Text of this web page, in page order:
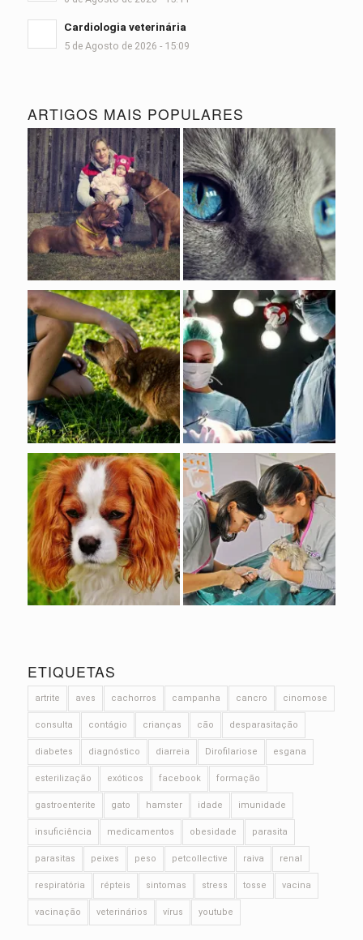
Cardiologia veterinária
5 de Agosto de 2026 - 15:09
ARTIGOS MAIS POPULARES
ETIQUETAS
artrite aves cachorros campanha cancro cinomose
consulta contágio crianças cão desparasitação
diabetes diagnóstico diarreia Dirofilariose esgana
esterilização exóticos facebook formação
gastroenterite gato hamster idade imunidade
insuficiência medicamentos obesidade parasita
parasitas peixes peso petcollective raiva renal
respiratória répteis sintomas stress tosse vacina
vacinação veterinários vírus youtube